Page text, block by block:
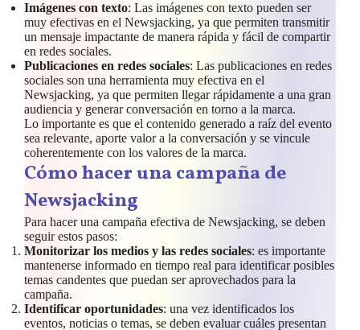
Imágenes con texto: Las imágenes con texto pueden ser
muy efectivas en el Newsjacking, ya que permiten transmitir
un mensaje impactante de manera rápida y fácil de compartir
en redes sociales.
Publicaciones en redes sociales: Las publicaciones en redes
sociales son una herramienta muy efectiva en el
Newsjacking, ya que permiten llegar rápidamente a una gran
audiencia y generar conversación en torno a la marca.
Lo importante es que el contenido generado a raíz del evento
sea relevante, aporte valor a la conversación y se vincule
coherentemente con los valores de la marca.
Cómo hacer una campaña de
Newsjacking
Para hacer una campaña efectiva de Newsjacking, se deben
seguir estos pasos:
Monitorizar los medios y las redes sociales: es importante
mantenerse informado en tiempo real para identificar posibles
temas candentes que puedan ser aprovechados para la
campaña.
Identificar oportunidades: una vez identificados los
eventos, noticias o temas, se deben evaluar cuáles presentan